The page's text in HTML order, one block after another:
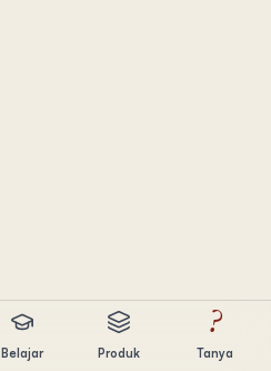
Belajar Produk
?
Tanya